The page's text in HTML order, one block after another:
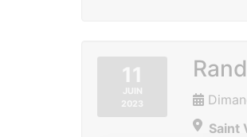
11
JUIN
2023
Saint